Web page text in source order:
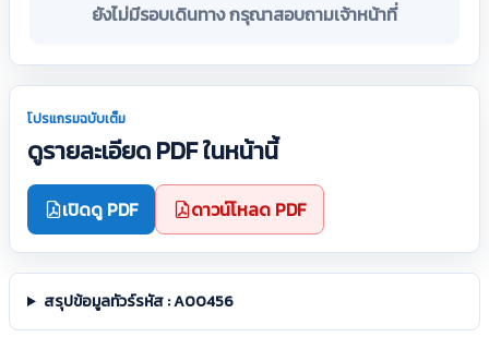
ยังไม่มีรอบเดินทาง กรุณาสอบถามเจ้าหน้าที่
โปรแกรมฉบับเต็ม
ดูรายละเอียด PDF ในหน้านี้
เปิดดู PDF ดาวน์โหลด PDF
สรุปข้อมูลทัวร์รหัส : A00456